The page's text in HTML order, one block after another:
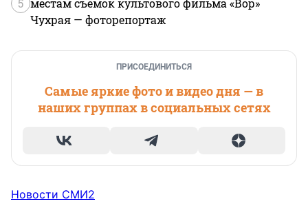
5 местам съемок культового фильма «Вор»
Чухрая — фоторепортаж
ПРИСОЕДИНИТЬСЯ
Самые яркие фото и видео дня — в
наших группах в социальных сетях
Новости СМИ2